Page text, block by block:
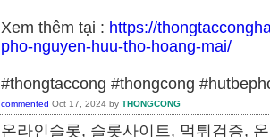
Xem thêm tại : https://
pho-nguyen-huu-tho-hoang-mai/
#thongtaccong #thongcong
commented Oct 17, 2024 by THONGCONG
온라인슬롯, 슬롯사이트, 먹튀검증,